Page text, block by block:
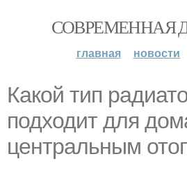
СОВРЕМЕННАЯ
главная новости
Какой тип
подходит для
центральным